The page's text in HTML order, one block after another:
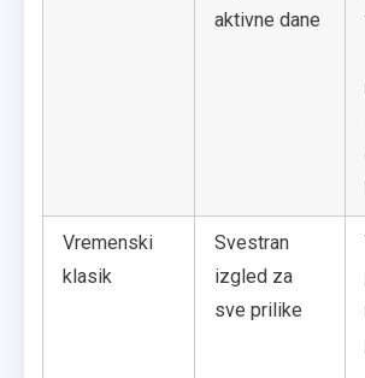
aktivne dane
Vremenski
klasik
Svestran
izgled za
sve prilike